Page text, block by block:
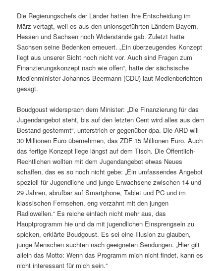
Die Regierungschefs der Länder hatten ihre Entscheidung im
März vertagt, weil es aus den unionsgeführten Ländern Bayern,
Hessen und Sachsen noch Widerstände gab. Zuletzt hatte
Sachsen seine Bedenken erneuert. „Ein überzeugendes Konzept
liegt aus unserer Sicht noch nicht vor. Auch sind Fragen zum
Finanzierungskonzept nach wie offen“, hatte der sächsische
Medienminister Johannes Beermann (CDU) laut Medienberichten
gesagt.
Boudgoust widersprach dem Minister: „Die Finanzierung für das
Jugendangebot steht, bis auf den letzten Cent wird alles aus dem
Bestand gestemmt“, unterstrich er gegenüber dpa. Die ARD will
30 Millionen Euro übernehmen, das ZDF 15 Millionen Euro. Auch
das fertige Konzept liege längst auf dem Tisch. Die Öffentlich-
Rechtlichen wollten mit dem Jugendangebot etwas Neues
schaffen, das es so noch nicht gebe: „Ein umfassendes Angebot
speziell für Jugendliche und junge Erwachsene zwischen 14 und
29 Jahren, abrufbar auf Smartphone, Tablet und PC und im
klassischen Fernsehen, eng verzahnt mit den jungen
Radiowellen.“ Es reiche einfach nicht mehr aus, das
Hauptprogramm hie und da mit jugendlichen Einsprengseln zu
spicken, erklärte Boudgoust. Es sei eine Illusion zu glauben,
junge Menschen suchten nach geeigneten Sendungen. „Hier gilt
allein das Motto: Wenn das Programm mich nicht findet, kann es
nicht interessant für mich sein.“